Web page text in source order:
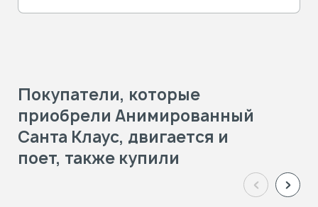
Покупатели, которые
приобрели Анимированный
Санта Клаус, двигается и
поет, также купили